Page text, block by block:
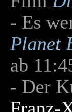
- Es
Planet
ab
- Der